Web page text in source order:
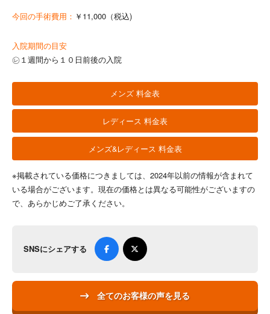
今回の手術費用： ￥11,000（税込)
入院期間の目安
㋹１週間から１０日前後の入院
メンズ 料金表
レディース 料金表
メンズ&レディース 料金表
※掲載されている価格につきましては、2024年以前の情報が含まれて
いる場合がございます。現在の価格とは異なる可能性がございますの
で、あらかじめご了承ください。
SNSにシェアする
全てのお客様の声を見る